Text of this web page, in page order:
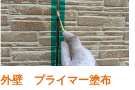
外壁 プライマー塗布